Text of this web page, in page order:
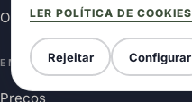
Opiniões
EMPRESA
Preços
LER POLÍTICA DE COOKIES
Rejeitar Configurar